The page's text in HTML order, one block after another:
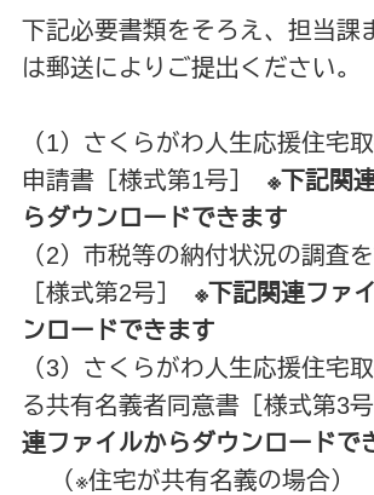
下記必要書類をそろえ、担当課
は郵送によりご提出ください。
（1）さくらがわ人生応援住宅
申請書［様式第1号］ ※下記関
らダウンロードできます
（2）市税等の納付状況の調査
［様式第2号］ ※下記関連ファ
ンロードできます
（3）さくらがわ人生応援住宅
る共有名義者同意書［様式第3
連ファイルからダウンロードで
（※住宅が共有名義の場合）